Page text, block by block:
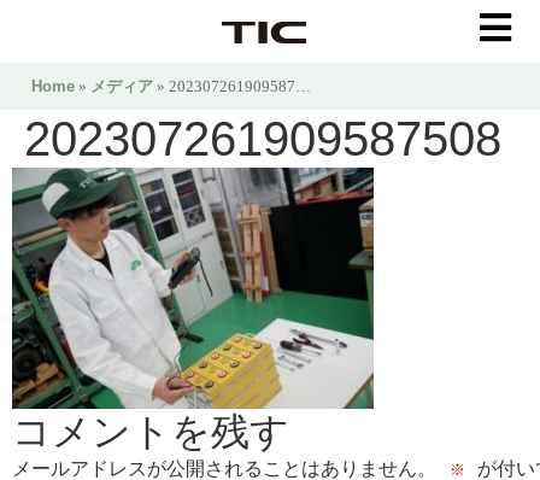
Home » メディア » 202307261909587…
202307261909587508
コメントを残す
メールアドレスが公開されることはありません。 ※
が付